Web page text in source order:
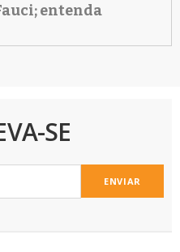
entenda
SE
ENVIAR